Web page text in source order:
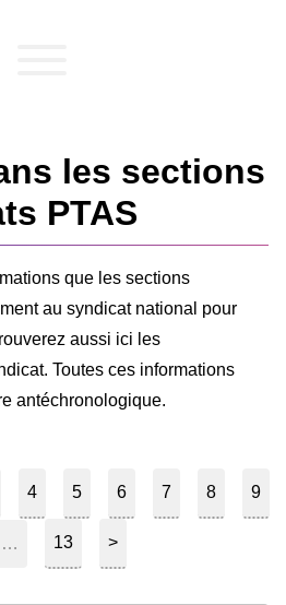
les sections
PTAS
que les sections
au syndicat national pour
aussi ici les
Toutes ces informations
antéchronologique.
4 5 6 7 8 9
… 13 >